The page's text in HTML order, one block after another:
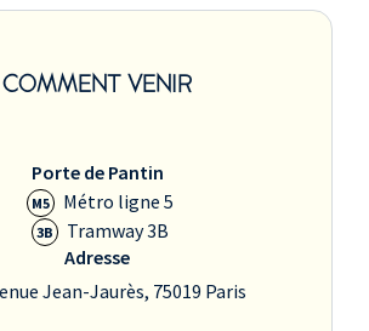
COMMENT VENIR
Porte de Pantin
M5 Métro ligne 5
3B
Tramway 3B
Adresse
Jean-Jaurès, 75019 Paris